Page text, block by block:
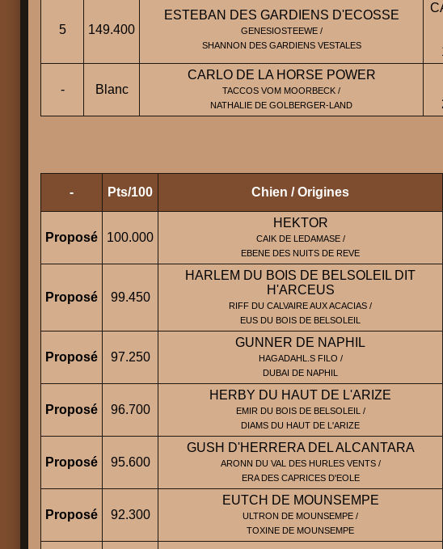
5 149.400
ESTEBAN DES GARDIENS D'ECOSSE
GENESIOSTEEWE /
SHANNON DES GARDIENS VESTALES
- Blanc
CARLO DE LA HORSE POWER
TACCOS VOM MOORBECK /
NATHALIE DE GOLBERGER-LAND
- Pts/100 Chien / Origines
Proposé 100.000
HEKTOR
CAIK DE LEDAMASE /
EBENE DES NUITS DE REVE
Proposé 99.450
HARLEM DU BOIS DE BELSOLEIL DIT
H'ARCEUS
RIFF DU CALVAIRE AUX ACACIAS /
EUS DU BOIS DE BELSOLEIL
Proposé 97.250
GUNNER DE NAPHIL
HAGADAHL.S FILO /
DUBAI DE NAPHIL
Proposé 96.700
HERBY DU HAUT DE L'ARIZE
EMIR DU BOIS DE BELSOLEIL /
DIAMS DU HAUT DE L'ARIZE
Proposé 95.600
GUSH D'HERRERA DEL ALCANTARA
ARONN DU VAL DES HURLES VENTS /
ERA DES CAPRICES D'EOLE
Proposé 92.300
EUTCH DE MOUNSEMPE
ULTRON DE MOUNSEMPE /
TOXINE DE MOUNSEMPE